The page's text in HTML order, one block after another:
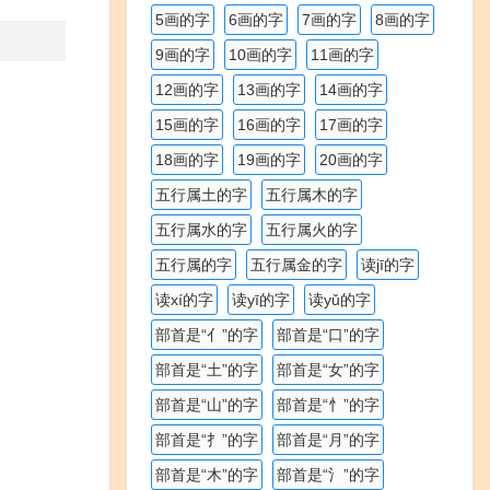
5画的字 6画的字 7画的字
8画的字
9画的字
10画的字
11画的字
12画的字
13画的字
14画的字
15画的字
16画的字
17画的字
18画的字
19画的字
20画的字
五行属土的字
五行属木的字
五行属水的字
五行属火的字
五行属的字
五行属金的字
读jī的字
读xí的字
读yī的字
读yǔ的字
部首是“亻”的字
部首是“口”的字
部首是“土”的字
部首是“女”的字
部首是“山”的字
部首是“忄”的字
部首是“扌”的字
部首是“月”的字
部首是“木”的字
部首是“氵”的字